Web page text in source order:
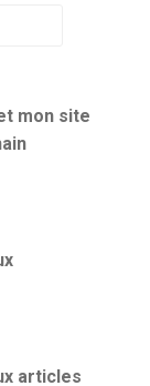
mon site
articles